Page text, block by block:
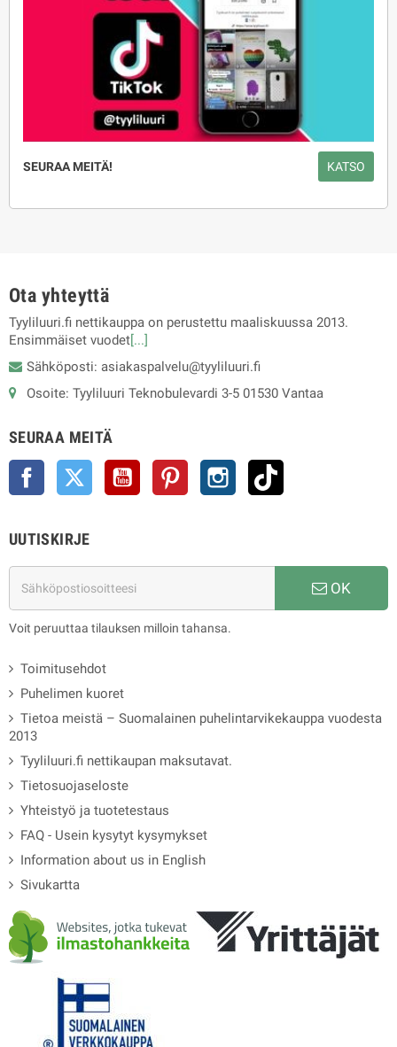
SEURAA MEITÄ! KATSO
Ota yhteyttä
Tyyliluuri.fi nettikauppa on perustettu maaliskuussa 2013.
Ensimmäiset vuodet [...]
Sähköposti: asiakaspalvelu@tyyliluuri.fi
Osoite: Tyyliluuri Teknobulevardi 3-5 01530 Vantaa
SEURAA MEITÄ
Facebook Twitter YouTube Pinterest Instagram
UUTISKIRJE
OK
Voit peruuttaa tilauksen milloin tahansa.
Toimitusehdot
Puhelimen kuoret
Tietoa meistä – Suomalainen puhelintarvikekauppa vuodesta
2013
Tyyliluuri.fi nettikaupan maksutavat.
Tietosuojaseloste
Yhteistyö ja tuotetestaus
FAQ - Usein kysytyt kysymykset
Information about us in English
Sivukartta